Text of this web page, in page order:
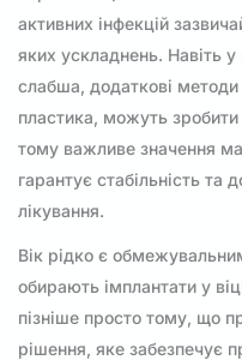
активних інфекцій
яких ускладнень. Навіть
слабша, додаткові методи
пластика, можуть
тому важливе значення
гарантує стабільність та
лікування.
Вік рідко є
обирають імплантати у
пізніше просто тому, що
рішення, яке забезпечує